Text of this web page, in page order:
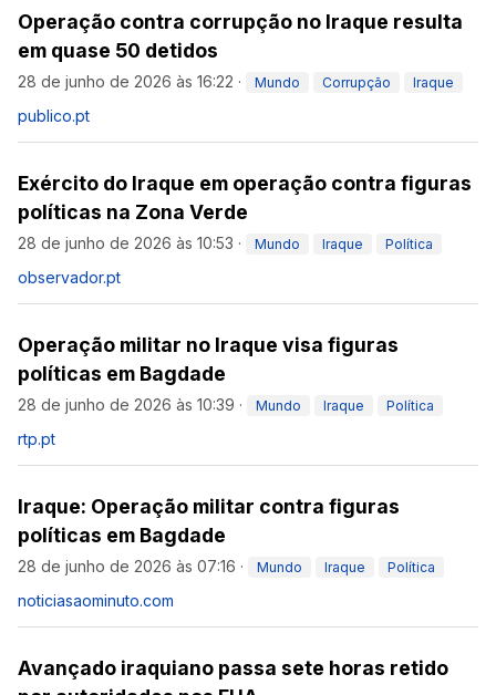
Operação contra corrupção no Iraque resulta
em quase 50 detidos
28 de junho de 2026 às 16:22 · Mundo Corrupção Iraque
publico.pt
Exército do Iraque em operação contra figuras
políticas na Zona Verde
28 de junho de 2026 às 10:53 · Mundo Iraque Política
observador.pt
Operação militar no Iraque visa figuras
políticas em Bagdade
28 de junho de 2026 às 10:39 · Mundo Iraque Política
rtp.pt
Iraque: Operação militar contra figuras
políticas em Bagdade
28 de junho de 2026 às 07:16 · Mundo Iraque Política
noticiasaominuto.com
Avançado iraquiano passa sete horas retido